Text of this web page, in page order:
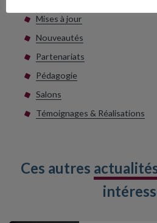
Mises à jour
Nouveautés
Partenariats
Pédagogie
Salons
Témoignages & Réalisations
Ces autres